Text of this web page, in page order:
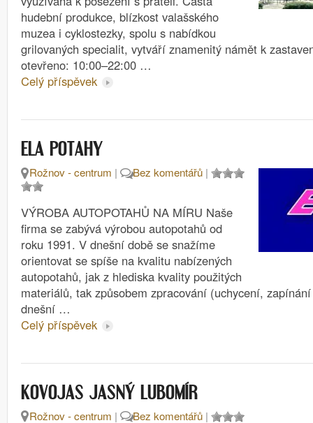
hudební produkce, blízkost valašského
muzea i cyklostezky, spolu s nabídkou
grilovaných specialit, vytváří znamenitý námět k
otevřeno: 10:00–22:00 …
Celý příspěvek
ELA POTAHY
Rožnov - centrum | Bez komentářů |
VÝROBA AUTOPOTAHŮ NA MÍRU Naše
firma se zabývá výrobou autopotahů od
roku 1991. V dnešní době se snažíme
orientovat se spíše na kvalitu nabízených
autopotahů, jak z hlediska kvality použitých
materiálů, tak způsobem zpracování (uchycení,
dnešní …
Celý příspěvek
KOVOJAS JASNÝ LUBOMÍR
Rožnov - centrum | Bez komentářů |